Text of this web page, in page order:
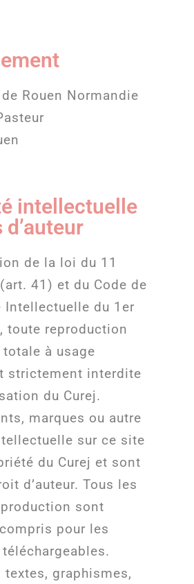
Rouen Normandie
intellectuelle
de la loi du 11
41) et du Code de
Intellectuelle du 1er
toute reproduction
à usage
strictement interdite
du Curej.
marques ou autre
sur ce site
du Curej et sont
d’auteur. Tous les
sont
pour les
textes, graphismes,